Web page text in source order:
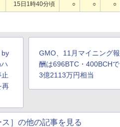
15日1時40分頃 ○ ○ ○
by
再
GMO、11月マイニング報
酬は696BTC・400BCHで
3億2113万円相当
ス］の他の記事を見る